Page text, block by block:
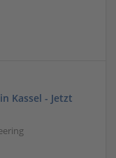
Kassel - Jetzt